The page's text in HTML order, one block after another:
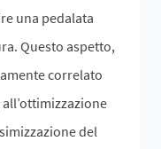
una pedalata
Questo aspetto,
correlato
del